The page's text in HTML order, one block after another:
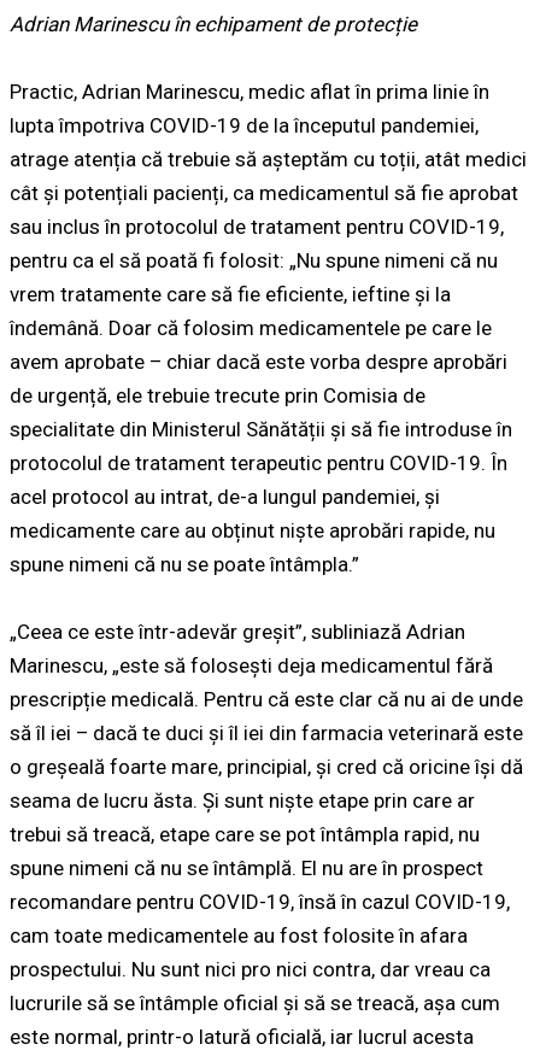
Adrian Marinescu în echipament de protecție
Practic, Adrian Marinescu, medic aflat în prima linie în
lupta împotriva COVID-19 de la începutul pandemiei,
atrage atenția că trebuie să așteptăm cu toții, atât medici
cât și potențiali pacienți, ca medicamentul să fie aprobat
sau inclus în protocolul de tratament pentru COVID-19,
pentru ca el să poată fi folosit: „Nu spune nimeni că nu
vrem tratamente care să fie eficiente, ieftine și la
îndemână. Doar că folosim medicamentele pe care le
avem aprobate – chiar dacă este vorba despre aprobări
de urgență, ele trebuie trecute prin Comisia de
specialitate din Ministerul Sănătății și să fie introduse în
protocolul de tratament terapeutic pentru COVID-19. În
acel protocol au intrat, de-a lungul pandemiei, și
medicamente care au obținut niște aprobări rapide, nu
spune nimeni că nu se poate întâmpla.”
„Ceea ce este într-adevăr greșit”, subliniază Adrian
Marinescu, „este să folosești deja medicamentul fără
prescripție medicală. Pentru că este clar că nu ai de unde
să îl iei – dacă te duci și îl iei din farmacia veterinară este
o greșeală foarte mare, principial, și cred că oricine își dă
seama de lucru ăsta. Și sunt niște etape prin care ar
trebui să treacă, etape care se pot întâmpla rapid, nu
spune nimeni că nu se întâmplă. El nu are în prospect
recomandare pentru COVID-19, însă în cazul COVID-19,
cam toate medicamentele au fost folosite în afara
prospectului. Nu sunt nici pro nici contra, dar vreau ca
lucrurile să se întâmple oficial și să se treacă, așa cum
este normal, printr-o latură oficială, iar lucrul acesta